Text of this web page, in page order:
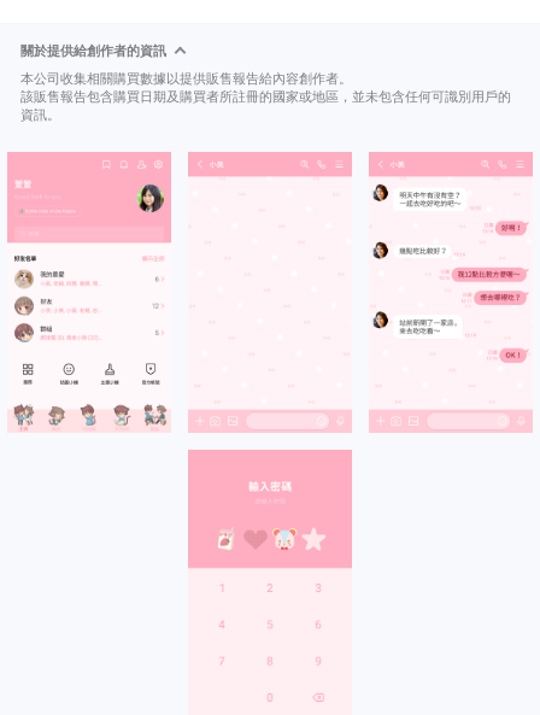
關於提供給創作者的資訊
本公司收集相關購買數據以提供販售報告給內容創作者。
該販售報告包含購買日期及購買者所註冊的國家或地區，並未包含任何可識別用戶的
資訊。